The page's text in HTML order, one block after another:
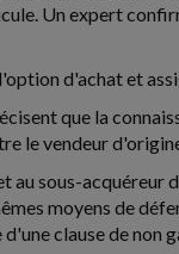
Un expert
d'achat et
que la
le vendeur
au sous-
moyens de
clause de non